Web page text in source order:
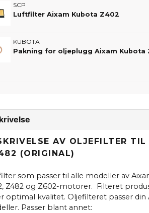
SCP
Luftfilter Aixam Kubota Z402
KUBOTA
Pakning for oljeplugg Aixam Kubota
AV OLJEFILTER
(ORIGINAL)
som passer til alle modeller av
Z482 og Z602-motorer. Filteret
optimal kvalitet. Oljefilteret passer din
Passer blant annet: